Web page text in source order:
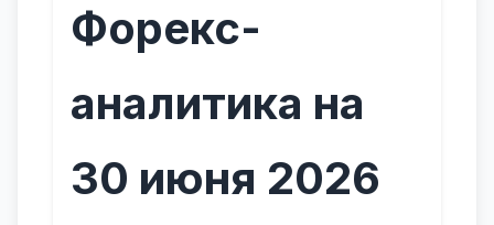
Форекс-
аналитика на
30 июня 2026